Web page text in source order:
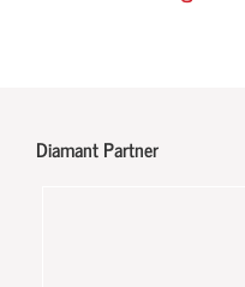
Diamant Partner